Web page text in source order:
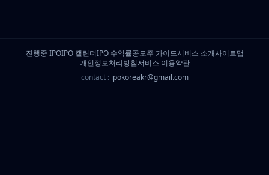
진행중 IPOIPO 캘린더IPO 수익률공모주 가이드서비스 소개사이트맵
개인정보처리방침서비스 이용약관
contact : ipokoreakr@gmail.com